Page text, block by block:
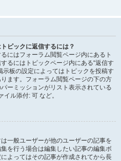
ピックに返信するには？
にはフォーラム閲覧ページ内にあるト
るにはトピックページ内にある“返信す
示板の設定によってはトピックを投稿す
ます。フォーラム閲覧ページの下の方
ーミッションがリスト表示されている
ル添付: 可 など。
一般ユーザーが他のユーザーの記事を
を行う場合は編集したい記事の編集ボ
よってはその記事が作成されてから長